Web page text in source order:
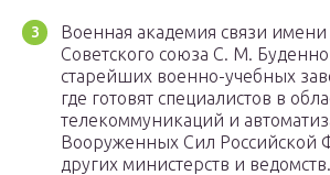
Военная академия связи
Советского союза С. М.
старейших военно-учебных
где готовят специалистов в
телекоммуникаций и
Вооруженных Сил Российской
других министерств и